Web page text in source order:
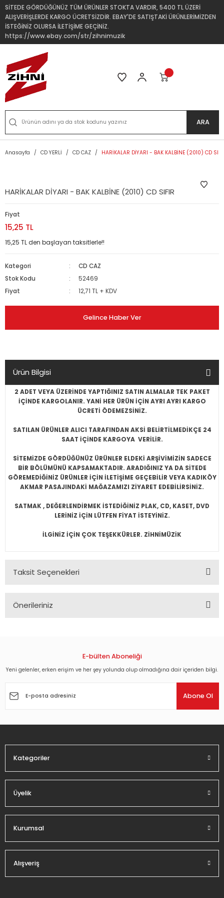
SİTEDE GÖRDÜĞÜNÜZ TÜM ÜRÜNLER STOKTA VARDIR, 5400 TL ÜZERİ
ALIŞVERİŞLERDE KARGO ÜCRETSİZDİR. EBAY'DE SATIŞTAKİ ÜRÜNLERİMİZDEN
İSTEĞİNİZ OLURSA İLETİŞİME GEÇİNİZ.
https://www.ebay.com/str/zihnimuzik
ARA
Anasayfa CD YERLİ CD CAZ HARİKALAR DİYARI - BAK KALBİNE (2010) CD
HARİKALAR DİYARI - BAK KALBİNE (2010) CD SIFIR
Fiyat
15,25 TL
15,25 TL den başlayan taksitlerle!!
Kategori
CD CAZ
Stok Kodu
52469
Fiyat
12,71 TL + KDV
Gelince Haber Ver
Ürün Bilgisi
2 ADET VEYA ÜZERİNDE YAPTIĞINIZ SATIN ALMALAR TEK PAKET
İÇİNDE KARGOLANIR. YANİ HER ÜRÜN İÇİN AYRI AYRI KARGO
ÜCRETİ ÖDEMEZSİNİZ.
SATILAN ÜRÜNLER ALICI TARAFINDAN AKSİ BELİRTİLMEDİKÇE 24
SAAT İÇİNDE KARGOYA VERİLİR.
SİTEMİZDE GÖRDÜĞÜNÜZ ÜRÜNLER ELDEKİ ARŞİVİMİZİN SADECE
BİR BÖLÜMÜNÜ KAPSAMAKTADIR. ARADIĞINIZ YA DA SİTEDE
GÖREMEDİĞİNİZ ÜRÜNLER İÇİN İLETİŞİME GEÇEBİLİR VEYA KADIKÖY
AKMAR PASAJINDAKİ MAĞAZAMIZI ZİYARET EDEBİLİRSİNİZ.
SATMAK , DEĞERLENDİRMEK İSTEDİĞİNİZ PLAK, CD, KASET, DVD
LERİNİZ İÇİN LÜTFEN FİYAT İSTEYİNİZ.
İLGİNİZ İÇİN ÇOK TEŞEKKÜRLER. ZİHNİMÜZİK
Taksit Seçenekleri
Önerileriniz
Görüş ve önerileriniz için teşekkür ederiz.
Ürün açıklamasında eksik bilgiler bulunuyor.
Ürün fiyatı diğer sitelerden daha pahalı.
E-bülten Aboneliği
Yeni gelenler, erken erişim ve her şey yolunda olup olmadığına dair içeriden bilgi.
Abone Ol
Kategoriler
Üyelik
Kurumsal
Alışveriş